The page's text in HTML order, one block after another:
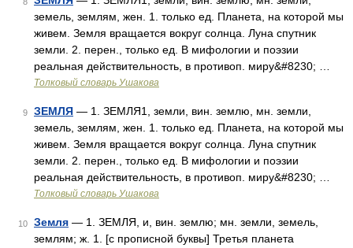
земель, землям, жен. 1. только ед. Планета, на которой мы
живем. Земля вращается вокруг солнца. Луна спутник
земли. 2. перен., только ед. В мифологии и поэзии
реальная действительность, в противоп. миру&#8230; …
Толковый словарь Ушакова
9 ЗЕМЛЯ — 1. ЗЕМЛЯ1, земли, вин. землю, мн. земли,
земель, землям, жен. 1. только ед. Планета, на которой мы
живем. Земля вращается вокруг солнца. Луна спутник
земли. 2. перен., только ед. В мифологии и поэзии
реальная действительность, в противоп. миру&#8230; …
Толковый словарь Ушакова
10 Земля — 1. ЗЕМЛЯ, и, вин. землю; мн. земли, земель,
землям; ж. 1. [с прописной буквы] Третья планета